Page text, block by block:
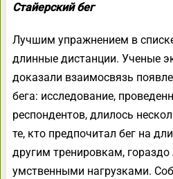
Стайерский бег
Лучшим упражнением в
длинные дистанции. Ученые
доказали взаимосвязь
бега: исследование,
респондентов, длилось
те, кто предпочитал бег на
другим тренировкам,
умственными нагрузками.